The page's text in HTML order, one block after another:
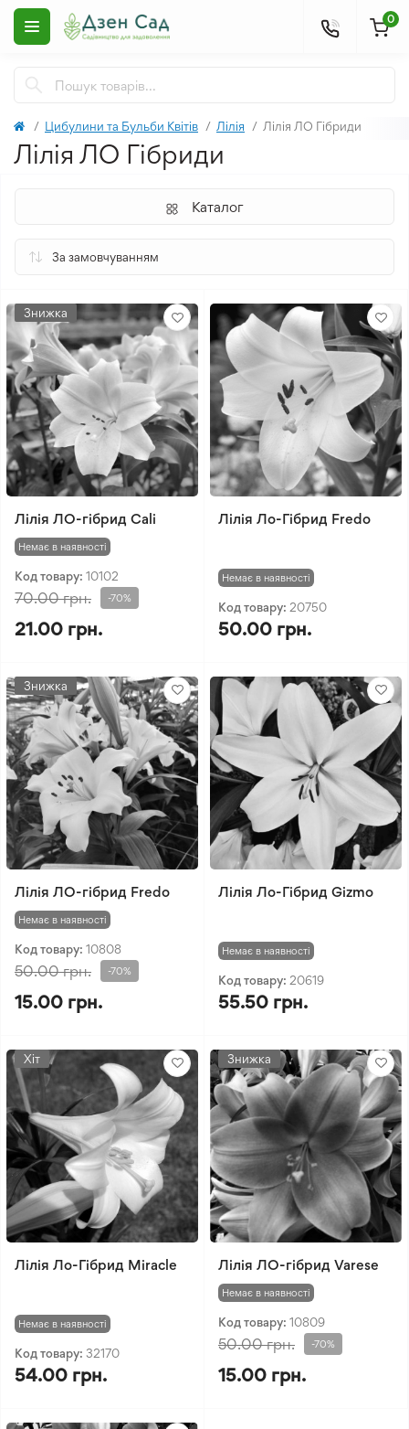
0
Цибулини та Бульби Квітів Лілія Лілія ЛО Гібриди
Лілія ЛО Гібриди
Каталог
Знижка
Лілія ЛО-гібрид Cali
Немає в наявності
Код товару: 10102
70.00 грн. -70%
21.00 грн.
Лілія Ло-Гібрид Fredo
Немає в наявності
Код товару: 20750
50.00 грн.
Знижка
Лілія ЛО-гібрид Fredo
Немає в наявності
Код товару: 10808
50.00 грн. -70%
15.00 грн.
Лілія Ло-Гібрид Gizmo
Немає в наявності
Код товару: 20619
55.50 грн.
Хіт
Лілія Ло-Гібрид Miracle
Немає в наявності
Код товару: 32170
54.00 грн.
Знижка
Лілія ЛО-гібрид Varese
Немає в наявності
Код товару: 10809
50.00 грн. -70%
15.00 грн.